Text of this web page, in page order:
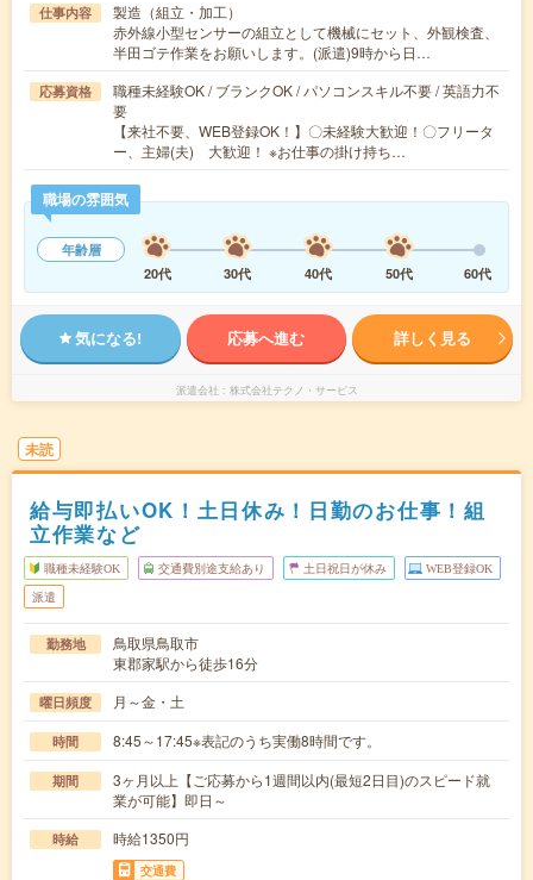
仕事内容
製造（組立・加工）
赤外線小型センサーの組立として機械にセット、外観検査、
半田ゴテ作業をお願いします。(派遣)9時から日…
応募資格
職種未経験OK / ブランクOK / パソコンスキル不要 / 英語力不
要
【来社不要、WEB登録OK！】〇未経験大歓迎！〇フリータ
ー、主婦(夫) 大歓迎！ ※お仕事の掛け持ち…
職場の雰囲気
年齢層
20代
30代 40代 50代 60代
気になる! 応募へ進む 詳しく見る
派遣会社 株式会社テクノ・サービス
未読
給与即払いOK！土日休み！日勤のお仕事！組
立作業など
職種未経験OK 交通費別途支給あり 土日祝日が休み WEB登録OK
派遣
勤務地
鳥取県鳥取市
東郡家駅から徒歩16分
曜日頻度 月～金・土
時間 8:45～17:45※表記のうち実働8時間です。
期間
3ヶ月以上【ご応募から1週間以内(最短2日目)のスピード就
業が可能】即日～
時給 時給1350円
交通費